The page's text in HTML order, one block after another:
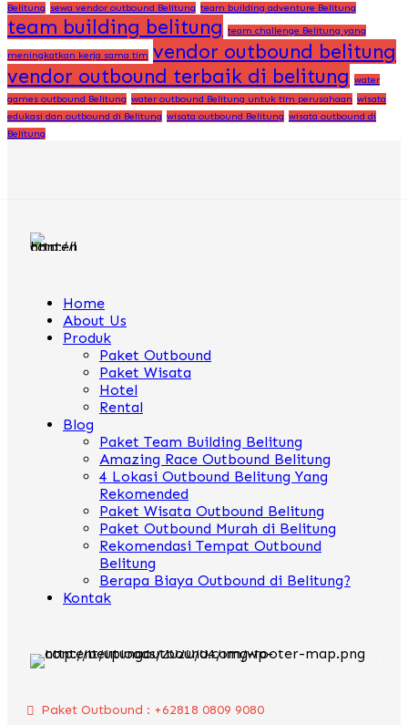
Belitung sewa vendor outbound Belitung team building adventure Belitung
team building belitung team challenge Belitung yang
meningkatkan kerja sama tim vendor outbound belitung
vendor outbound terbaik di belitung water
games outbound Belitung water outbound Belitung untuk tim perusahaan wisata
edukasi dan outbound di Belitung wisata outbound Belitung wisata outbound di
Belitung
Home
About Us
Produk
Paket Outbound
Paket Wisata
Hotel
Rental
Blog
Paket Team Building Belitung
Amazing Race Outbound Belitung
4 Lokasi Outbound Belitung Yang
Rekomended
Paket Wisata Outbound Belitung
Paket Outbound Murah di Belitung
Rekomendasi Tempat Outbound
Belitung
Berapa Biaya Outbound di Belitung?
Kontak
Paket Outbound : +62818 0809 9080